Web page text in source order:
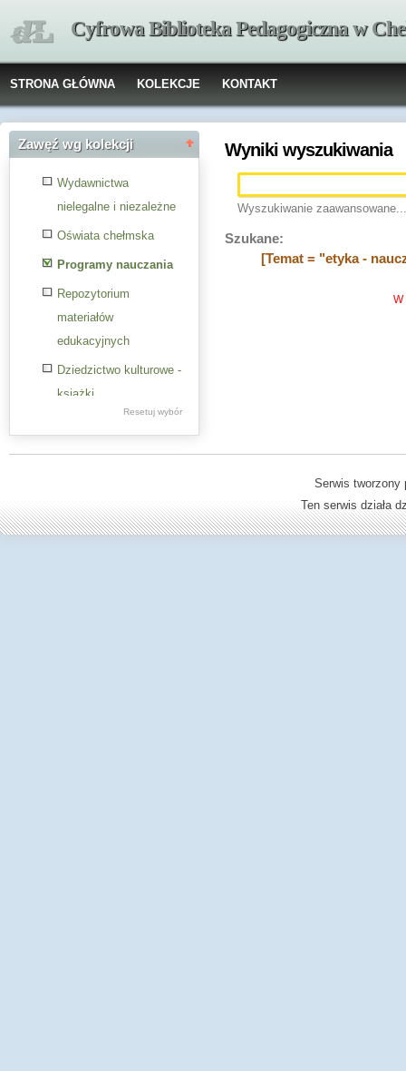
Cyfrowa Biblioteka Pedagogiczna w
STRONA GŁÓWNA KOLEKCJE KONTAKT
Zawęź wg kolekcji
Wydawnictwa
nielegalne i niezależne
Oświata chełmska
Programy nauczania
Repozytorium
materiałów
edukacyjnych
Dziedzictwo kulturowe -
książki
Resetuj wybór
Wyniki wyszukiwania
Wyszukiwanie zaawansowane...
Szukane:
[Temat = "etyka -
W
Serwis
Ten serwis działa